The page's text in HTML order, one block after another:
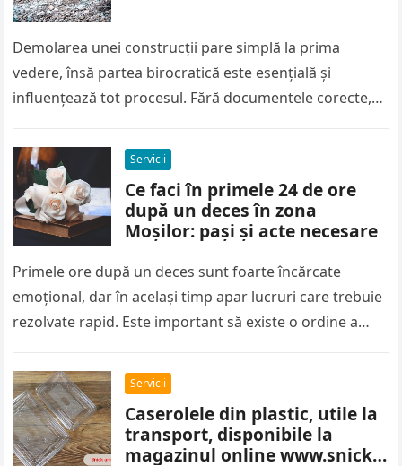
Demolarea unei construcții pare simplă la prima
vedere, însă partea birocratică este esențială și
influențează tot procesul. Fără documentele corecte,
Servicii
Ce faci în primele 24 de ore
după un deces în zona
Moșilor: pași și acte necesare
Primele ore după un deces sunt foarte încărcate
emoțional, dar în același timp apar lucruri care trebuie
rezolvate rapid. Este important să existe o ordine a
Servicii
Caserolele din plastic, utile la
transport, disponibile la
magazinul online www.snick-